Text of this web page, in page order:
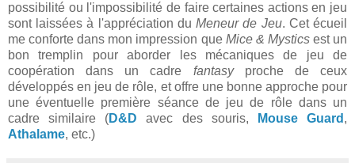
possibilité ou l'impossibilité de faire certaines actions en jeu
sont laissées à l'appréciation duMeneur de Jeu. Cet écueil
me conforte dans mon impression que Mice & Mysticsest un
bon tremplin pour aborder les mécaniques de jeu de
coopération dans un cadre fantasy proche de ceux
développés en jeu de rôle, et offre une bonne approche pour
une éventuelle première séance de jeu de rôle dans un
cadre similaire (D&D avec des souris, Mouse Guard ,
Athalame, etc.)